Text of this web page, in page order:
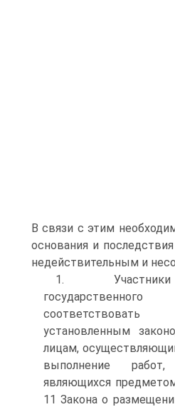
В связи с этим
основания и
недействительным и
1.
установленным
лицам,
выполнение
являющихся
11 Закона о